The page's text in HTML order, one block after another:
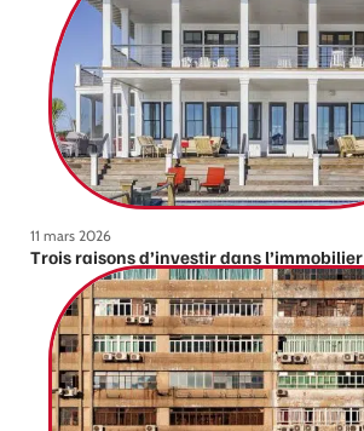
11 mars 2026
Trois raisons d’investir dans l’immobilier